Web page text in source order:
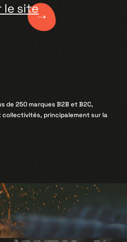
le site
de 250 marques B2B et B2C,
principalement sur la